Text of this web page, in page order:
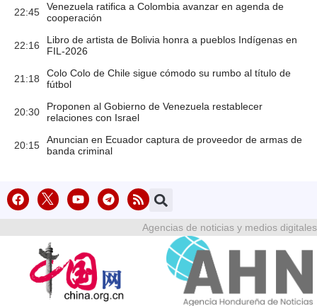
22:45
Venezuela ratifica a Colombia avanzar en agenda de
cooperación
22:16
Libro de artista de Bolivia honra a pueblos Indígenas en
FIL-2026
21:18
Colo Colo de Chile sigue cómodo su rumbo al título de
fútbol
20:30
Proponen al Gobierno de Venezuela restablecer
relaciones con Israel
20:15
Anuncian en Ecuador captura de proveedor de armas de
banda criminal
Agencias de noticias y medios digitales